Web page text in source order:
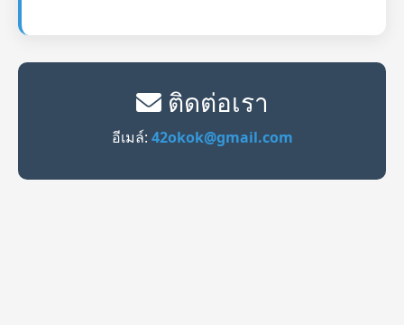
ติดต่อเรา
อีเมล์: 42okok@gmail.com